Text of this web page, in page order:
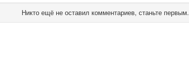
Никто ещё не оставил комментариев, станьте первым.